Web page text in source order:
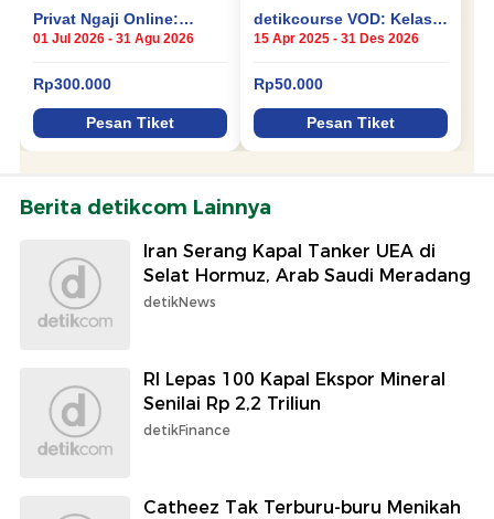
Berita detikcom Lainnya
Iran Serang Kapal Tanker UEA di
Selat Hormuz, Arab Saudi Meradang
detikNews
RI Lepas 100 Kapal Ekspor Mineral
Senilai Rp 2,2 Triliun
detikFinance
Catheez Tak Terburu-buru Menikah